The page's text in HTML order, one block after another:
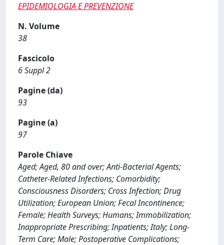
EPIDEMIOLOGIA E PREVENZIONE
N. Volume
38
Fascicolo
6 Suppl 2
Pagine (da)
93
Pagine (a)
97
Parole Chiave
Aged; Aged, 80 and over; Anti-Bacterial Agents;
Catheter-Related Infections; Comorbidity;
Consciousness Disorders; Cross Infection; Drug
Utilization; European Union; Fecal Incontinence;
Female; Health Surveys; Humans; Immobilization;
Inappropriate Prescribing; Inpatients; Italy; Long-
Term Care; Male; Postoperative Complications;